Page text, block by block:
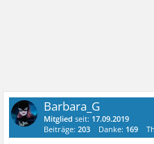
Barbara_G
Mitglied seit: 17.09.2019
Beiträge:203 Danke: 169